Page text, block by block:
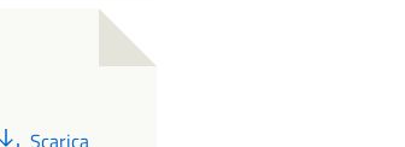
PDF
Scarica